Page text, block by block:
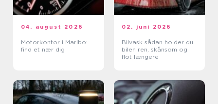
04. august 2026
Motorkontor i Maribo:
find et nær dig
02. juni 2026
Bilvask sådan holder du
bilen ren, skånsom og
flot længere